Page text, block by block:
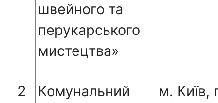
швейного та
перукарського
мистецтва»
2
Комунальний
м. Київ,